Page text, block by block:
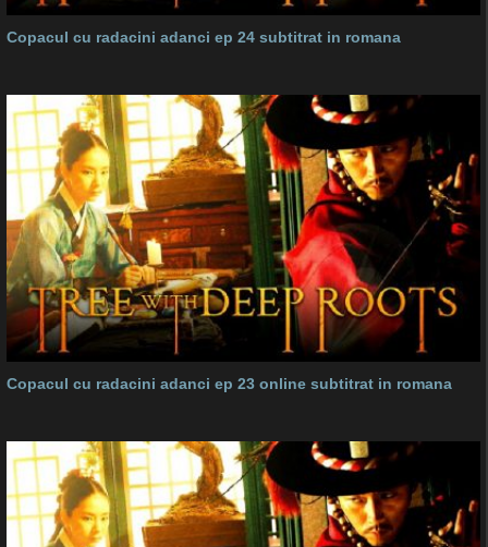
Copacul cu radacini adanci ep 24 subtitrat in romana
Copacul cu radacini adanci ep 23 online subtitrat in romana